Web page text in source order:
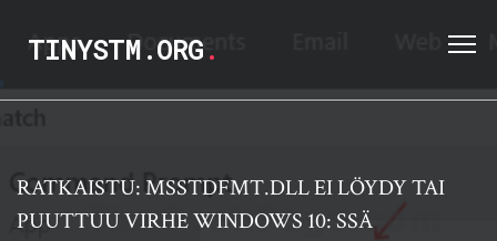
TINYSTM.ORG.
RATKAISTU: MSSTDFMT.DLL EI LÖYDY TAI
PUUTTUU VIRHE WINDOWS 10: SSÄ